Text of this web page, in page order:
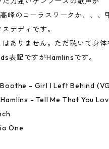
峰のコーラスワークか、、、
テディです。
ありません。ただ聴いて身体
表記ですがHamlinsです。
Boothe - Girl I Left Behind
- Tell Me That You
One